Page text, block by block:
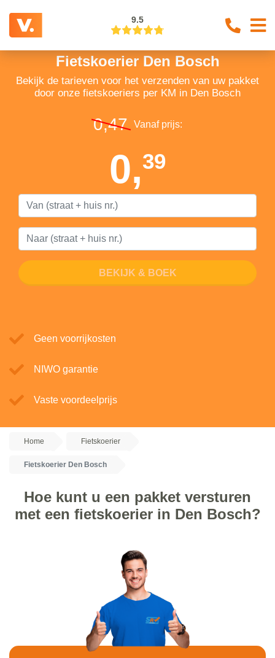
9.5
Fietskoerier Den Bosch
Bekijk de tarieven voor het verzenden van uw pakket
door onze fietskoeriers per KM in Den Bosch
0,47 Vanaf prijs:
0,39
BEKIJK & BOEK
Geen voorrijkosten
NIWO garantie
Vaste voordeelprijs
Home Fietskoerier
Fietskoerier Den Bosch
Hoe kunt u een pakket versturen
met een fietskoerier in Den Bosch?